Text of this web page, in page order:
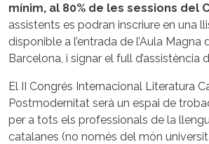
mínim, al 80% de les sessions del
assistents es podran inscriure en una
disponible a l’entrada de l’Aula
Barcelona, i signar el full d’assistència
El II Congrés Internacional Literatura
Postmodernitat serà un espai de
per a tots els professionals de la
catalanes (no només del món